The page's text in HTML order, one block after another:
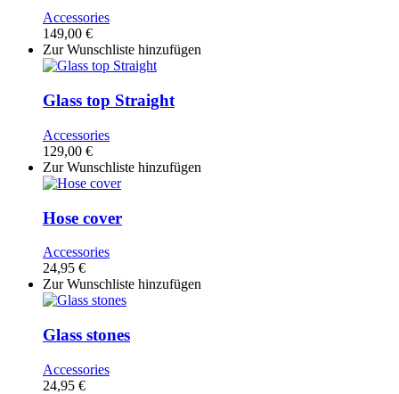
Accessories
149,00 €
Zur Wunschliste hinzufügen
Glass top Straight
Accessories
129,00 €
Zur Wunschliste hinzufügen
Hose cover
Accessories
24,95 €
Zur Wunschliste hinzufügen
Glass stones
Accessories
24,95 €